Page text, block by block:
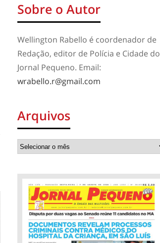
Sobre o Autor
Wellington Rabello é coordenador de
Redação, editor de Polícia e Cidade do
Jornal Pequeno. Email:
wrabello.r@gmail.com
Arquivos